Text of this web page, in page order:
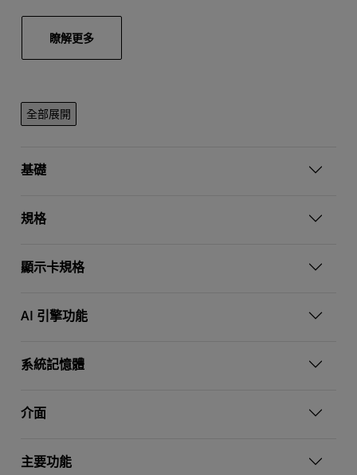
瞭解更多
全部展開
基礎
規格
顯示卡規格
AI 引擎功能
系統記憶體
介面
主要功能